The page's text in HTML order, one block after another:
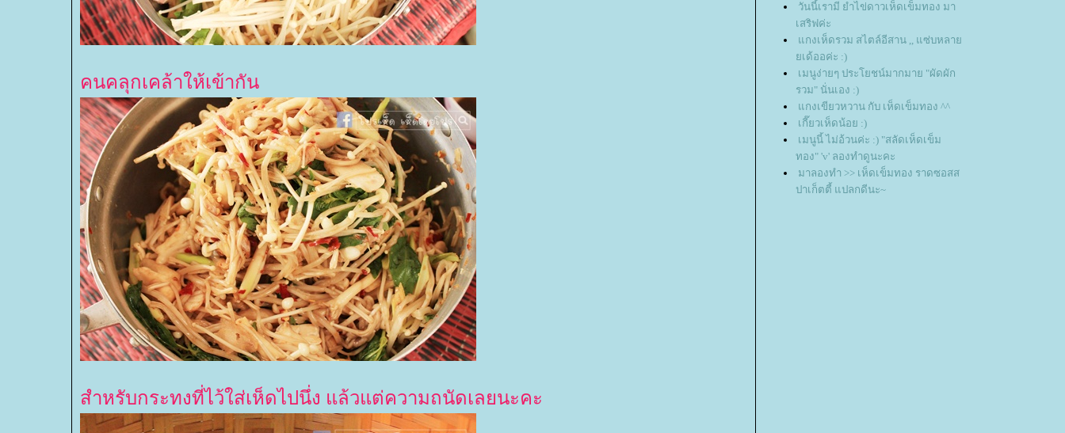
คนคลุกเคล้าให้เข้ากัน
สำหรับกระทงที่ไว้ใส่เห็ดไปนึ่ง แล้วแต่ความถนัดเลยนะคะ
วันนี้เรามี ยำไข่ดาวเห็ดเข็มทอง มา
เสริฟค่ะ
กงเห็ดรวม สไตล์อีสาน ,, แซ่บหลา
เด้ออค่ะ :)
เมนูง่ายๆ ประโยชน์มากมาย "ผัดผัก
รวม" นั่นเอง :)
กงเขียวหวาน กับ เห็ดเข็มทอง ^^
เกี๊ยวเห็ดน้อย :)
เมนูนี้ ไม่อ้วนค่ะ :) "สลัดเห็ดเข็ม
ทอง" 'v' ลองทำดูนะคะ
มาลองทำ >> เห็ดเข็มทอง ราดซอสส
ปาเก็ตตี้ แปลกดีนะ~